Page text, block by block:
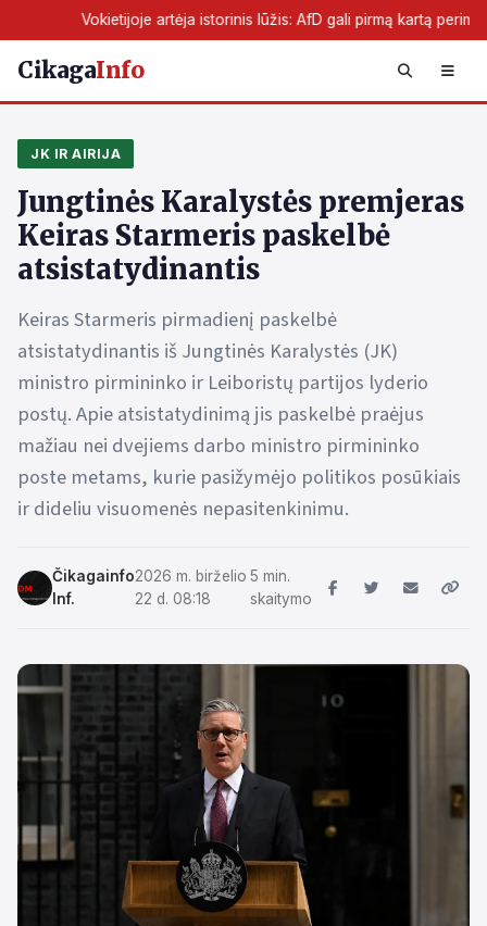
artėja istorinis lūžis: AfD gali pirmą kartą perimti žemės valdžią
CikagaInfo
JK IR AIRIJA
Jungtinės Karalystės premjeras
Keiras Starmeris paskelbė
atsistatydinantis
Keiras Starmeris pirmadienį paskelbė
atsistatydinantis iš Jungtinės Karalystės (JK)
ministro pirmininko ir Leiboristų partijos lyderio
postų. Apie atsistatydinimą jis paskelbė praėjus
mažiau nei dvejiems darbo ministro pirmininko
poste metams, kurie pasižymėjo politikos posūkiais
ir dideliu visuomenės nepasitenkinimu.
Čikagainfo
Inf.
2026 m. birželio
22 d. 08:18
5 min.
skaitymo